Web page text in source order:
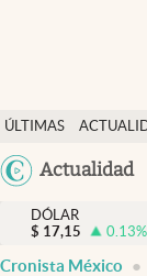
ÚLTIMAS
NOTICIAS
Actualidad
Actualidad
Finanzas y economía
Dólar y mercados
DÓLAR
$ 17,15 0.13%
Cronista México